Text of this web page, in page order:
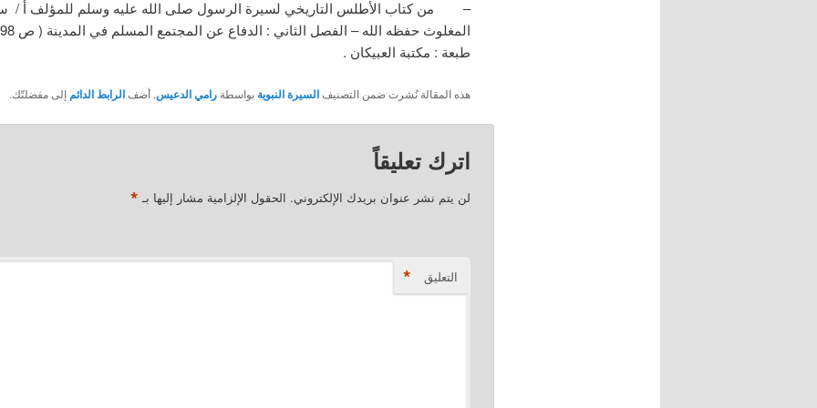
– من كتاب الأطلس التاريخي لسيرة الرسول صلى الله عليه وسلم للمؤلف أ /
طبعة : مكتبة العبيكان .
هذه المقالة نُشرت ضمن التصنيفالسيرة النبوية بواسطة رامي الدعيس. أضفالرابط الدائم إلى مفضلتّك.
اترك تعليقاً
لن يتم نشر عنوان بريدك الإلكتروني. الحقول الإلزامية مشار إليها بـ *
التعليق *